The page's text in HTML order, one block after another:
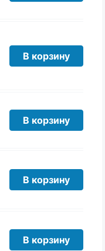
В корзину
В корзину
В корзину
В корзину